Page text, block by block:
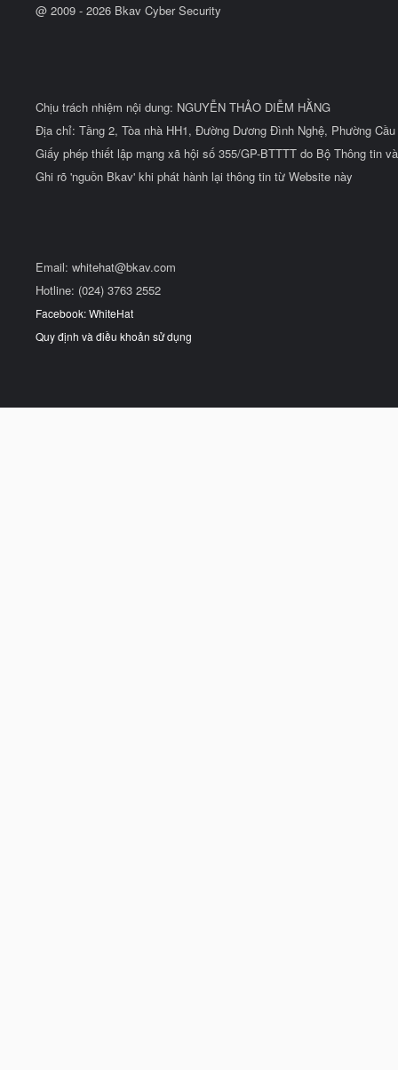
@ 2009 - 2026 Bkav Cyber Security
Chịu trách nhiệm nội dung: NGUYỄN THẢO DIỄM HẰNG
Địa chỉ: Tầng 2, Tòa nhà HH1, Đường Dương Đình Nghệ, Phường
Giấy phép thiết lập mạng xã hội số 355/GP-BTTTT do Bộ Thông tin
Ghi rõ 'nguồn Bkav' khi phát hành lại thông tin từ Website này
Email: whitehat@bkav.com
Hotline: (024) 3763 2552
Facebook: WhiteHat
Quy định và điều khoản sử dụng